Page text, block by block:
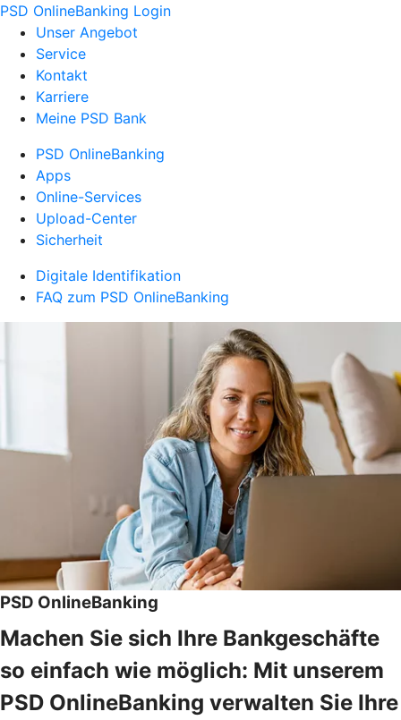
PSD OnlineBanking Login
Unser Angebot
Service
Kontakt
Karriere
Meine PSD Bank
PSD OnlineBanking
Apps
Online-Services
Upload-Center
Sicherheit
Digitale Identifikation
FAQ zum PSD OnlineBanking
PSD OnlineBanking
Machen Sie sich Ihre Bankgeschäfte
so einfach wie möglich: Mit unserem
PSD OnlineBanking verwalten Sie Ihre